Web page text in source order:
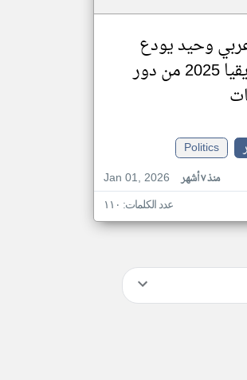
وحيد يودع
كأس إفريقيا 2025 من دور
Politics
Jan 01, 2026
منذ ٧ أشهر
عدد الكلمات: ١١٠